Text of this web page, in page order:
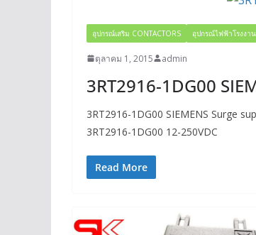
อุปกรณ์เสริม CONTACTORS อุปกรณ์ไฟฟ้าโรงงา
ตุลาคม 1, 2015 admin
3RT2916-1DG00
3RT2916-1DG00 SIEMENS Surge
3RT2916-1DG00 12-250VDC
Read More